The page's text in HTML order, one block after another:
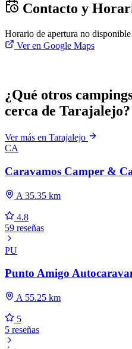
Contacto y
Horario de apertura no disponible
Ver en Google Maps
¿Qué otros
cerca de Tarajalejo?
Ver más en Tarajalejo
CA
Caravamos Camper &
A 35.35 km
4.8
59 reseñas
PU
Punto Amigo
A 55.25 km
5
5 reseñas